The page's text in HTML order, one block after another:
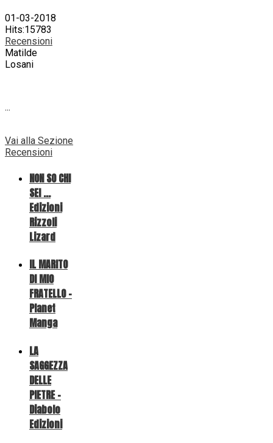
01-03-2018
Hits:15783
Recensioni
Matilde
Losani
...
Vai alla Sezione
Recensioni
NON SO CHI
SEI ...
Edizioni
Rizzoli
Lizard
IL MARITO
DI MIO
FRATELLO -
Planet
Manga
LA
SAGGEZZA
DELLE
PIETRE -
Diabolo
Edizioni